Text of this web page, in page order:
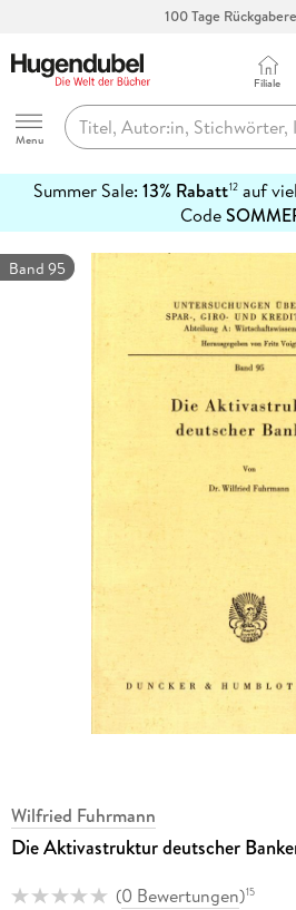
100 Tage
Hugendubel
Menu
Filiale
Summer Sale: 13% Rabatt12auf
Code
erfahren
Band 95
Wilfried Fuhrmann
Die Aktivastruktur deutscher
(0 Bewertungen)15